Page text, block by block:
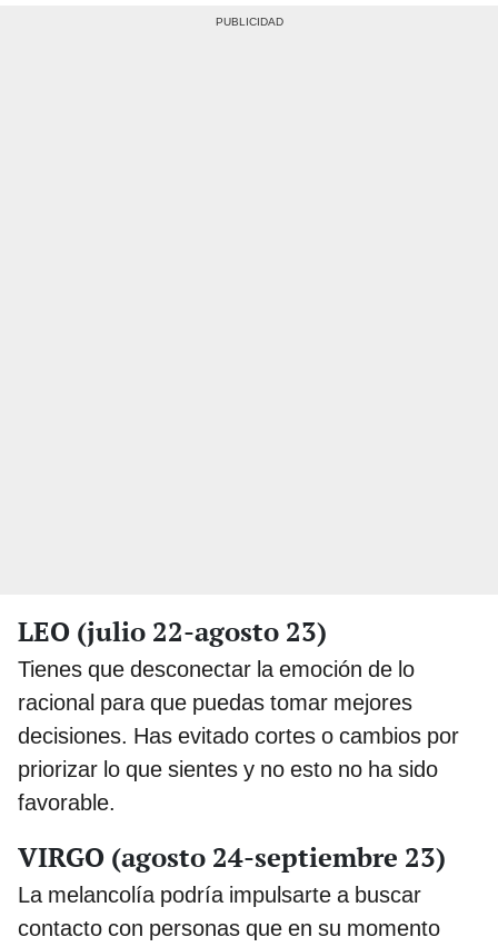
LEO (julio 22-agosto 23)
Tienes que desconectar la emoción de lo
racional para que puedas tomar mejores
decisiones. Has evitado cortes o cambios por
priorizar lo que sientes y no esto no ha sido
favorable.
VIRGO (agosto 24-septiembre 23)
La melancolía podría impulsarte a buscar
contacto con personas que en su momento